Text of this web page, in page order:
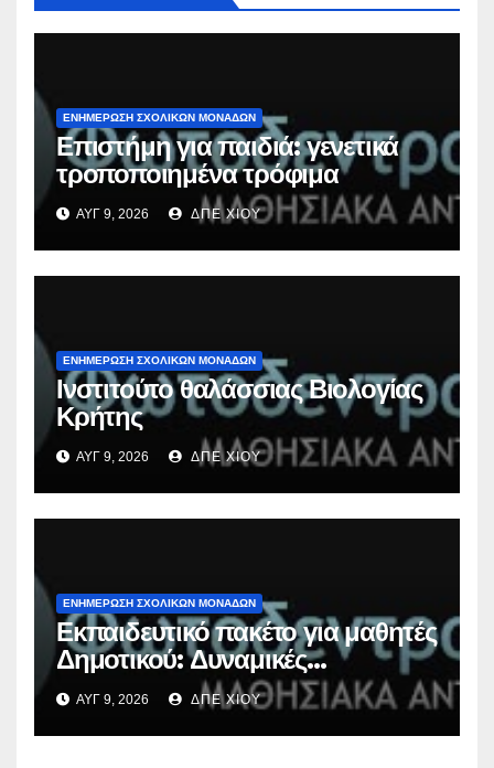
ΕΝΗΜΕΡΩΣΗ ΣΧΟΛΙΚΩΝ ΜΟΝΑΔΩΝ
Επιστήμη για παιδιά: γενετικά
τροποποιημένα τρόφιμα
ΑΥΓ 9, 2026 ΔΠΕ ΧΙΟΥ
ΕΝΗΜΕΡΩΣΗ ΣΧΟΛΙΚΩΝ ΜΟΝΑΔΩΝ
Ινστιτούτο θαλάσσιας Βιολογίας
Κρήτης
ΑΥΓ 9, 2026 ΔΠΕ ΧΙΟΥ
ΕΝΗΜΕΡΩΣΗ ΣΧΟΛΙΚΩΝ ΜΟΝΑΔΩΝ
Εκπαιδευτικό πακέτο για μαθητές
Δημοτικού: Δυναμικές
ισορροπίες
ΑΥΓ 9, 2026 ΔΠΕ ΧΙΟΥ